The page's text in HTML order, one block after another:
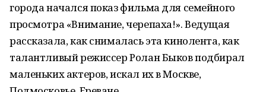
города начался показ фильма для семейного
просмотра «Внимание, черепаха!». Ведущая
рассказала, как снималась эта кинолента, как
талантливый режиссер Ролан Быков подбирал
маленьких актеров, искал их в Москве,